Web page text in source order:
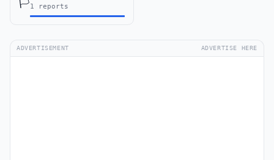
🏳️1 reports
ADVERTISEMENT ADVERTISE HERE